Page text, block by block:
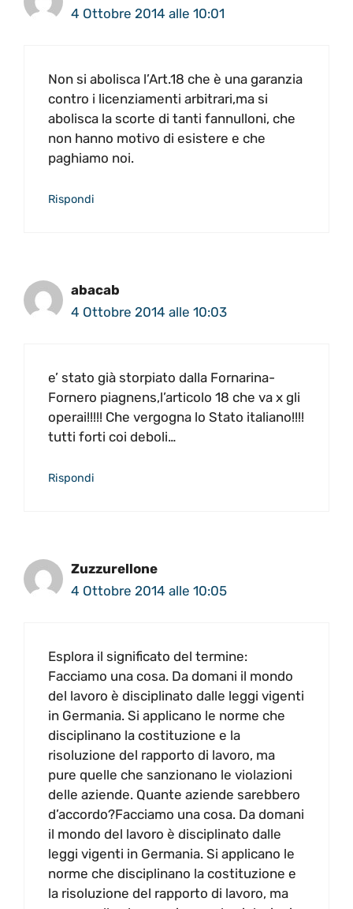
4 Ottobre 2014 alle 10:01
Non si abolisca l’Art.18 che è una garanzia
contro i licenziamenti arbitrari,ma si
abolisca la scorte di tanti fannulloni, che
non hanno motivo di esistere e che
paghiamo noi.
Rispondi
abacab
4 Ottobre 2014 alle 10:03
e’ stato già storpiato dalla Fornarina-
Fornero piagnens,l’articolo 18 che va x gli
operai!!!!! Che vergogna lo Stato italiano!!!!
tutti forti coi deboli…
Rispondi
Zuzzurellone
4 Ottobre 2014 alle 10:05
Esplora il significato del termine:
Facciamo una cosa. Da domani il mondo
del lavoro è disciplinato dalle leggi vigenti
in Germania. Si applicano le norme che
disciplinano la costituzione e la
risoluzione del rapporto di lavoro, ma
pure quelle che sanzionano le violazioni
delle aziende. Quante aziende sarebbero
d’accordo?Facciamo una cosa. Da domani
il mondo del lavoro è disciplinato dalle
leggi vigenti in Germania. Si applicano le
norme che disciplinano la costituzione e
la risoluzione del rapporto di lavoro, ma